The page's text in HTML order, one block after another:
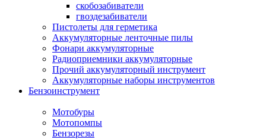
скобозабиватели
гвоздезабиватели
Пистолеты для герметика
Аккумуляторные ленточные пилы
Фонари аккумуляторные
Радиоприемники аккумуляторные
Прочий аккумуляторный инструмент
Аккумуляторные наборы инструментов
Бензоинструмент
Мотобуры
Мотопомпы
Бензорезы